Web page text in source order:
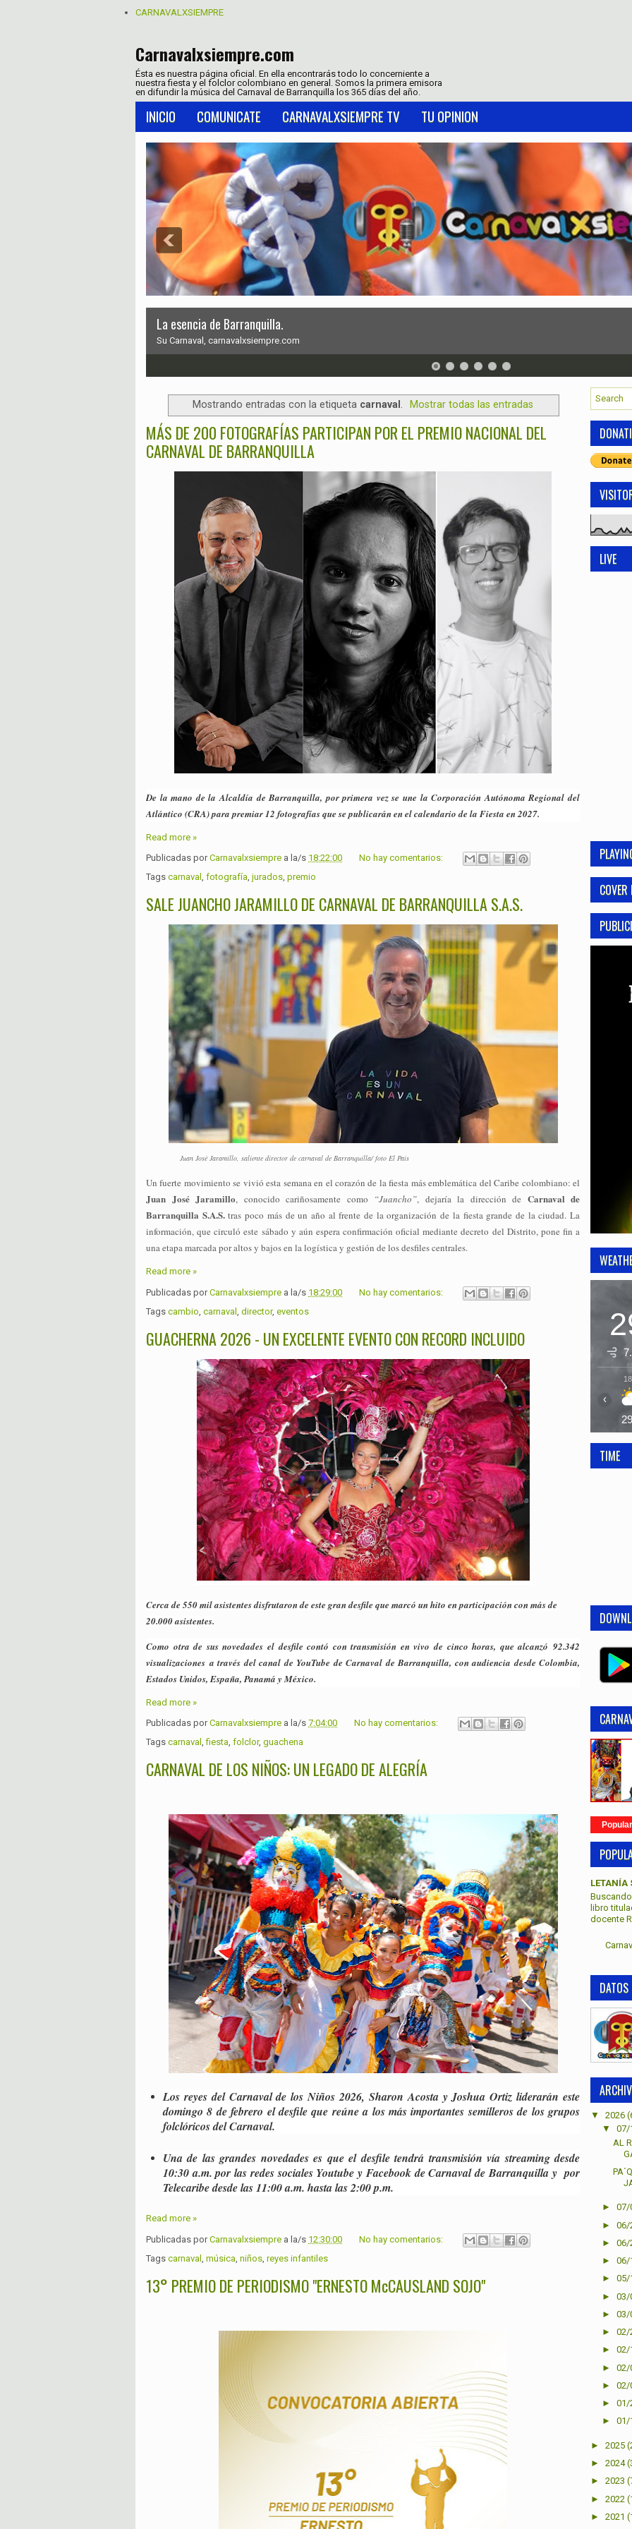
CARNAVALXSIEMPRE
Carnavalxsiempre.com
Ésta es nuestra página oficial. En ella encontrarás todo lo concerniente a
nuestra fiesta y el folclor colombiano en general. Somos la primera emisora
en difundir la música del Carnaval de Barranquilla los 365 días del año.
INICIO COMUNICATE CARNAVALXSIEMPRE TV TU OPINION
La esencia de Barranquilla.
Su Carnaval, carnavalxsiempre.com
Mostrando entradas con la etiqueta carnaval . Mostrar todas las entradas
MÁS DE 200 FOTOGRAFÍAS PARTICIPAN POR EL PREMIO NACIONAL DEL
CARNAVAL DE BARRANQUILLA
De la mano de la Alcaldía de Barranquilla, por primera vez se une la Corporación Autónoma Regional del
Atlántico (CRA) para premiar 12 fotografías que se publicarán en el calendario de la Fiesta en 2027.
Read more »
Publicadas porCarnavalxsiempre a la/s 18:22:00
No hay comentarios:
Tags carnaval , fotografía, jurados, premio
SALE JUANCHO JARAMILLO DE CARNAVAL DE BARRANQUILLA S.A.S.
Juan José Jaramillo, saliente director de carnaval de Barranquilla/ foto El País
Un fuerte movimiento se vivió esta semana en el corazón de la fiesta más emblemática del Caribe colombiano: el
Juan José Jaramillo, conocido cariñosamente como “Juancho”, dejaría la dirección de Carnaval de
Barranquilla S.A.S.tras poco más de un año al frente de la organización de la fiesta grande de la ciudad. La
información, que circuló este sábado y aún espera confirmación oficial mediante decreto del Distrito, pone fin a
una etapa marcada por altos y bajos en la logística y gestión de los desfiles centrales.
Read more »
Publicadas porCarnavalxsiempre a la/s 18:29:00
No hay comentarios:
Tags cambio carnaval director, eventos
GUACHERNA 2026 - UN EXCELENTE EVENTO CON RECORD INCLUIDO
Cerca de 550 mil asistentes disfrutaron de este gran desfile que marcó un hito en participación con más de
20.000 asistentes.
Como otra de sus novedades el desfile contó con transmisión en vivo de cinco horas, que alcanzó 92.342
visualizaciones a través del canal de YouTube de Carnaval de Barranquilla, con audiencia desde Colombia,
Estados Unidos, España, Panamá y México.
Read more »
Publicadas porCarnavalxsiempre a la/s 7:04:00
No hay comentarios:
Tags carnaval ,fiesta, folclor, guachena
CARNAVAL DE LOS NIÑOS: UN LEGADO DE ALEGRÍA
Los reyes del Carnaval de los Niños 2026, Sharon Acosta y Joshua Ortiz liderarán este
domingo 8 de febrero el desfile que reúne a los más importantes semilleros de los grupos
folclóricos del Carnaval.
Una de las grandes novedades es que el desfile tendrá transmisión vía streaming desde
10:30 a.m. por las redes sociales Youtube y Facebook de Carnaval de Barranquilla y por
Telecaribe desde las 11:00 a.m. hasta las 2:00 p.m.
Read more »
Publicadas porCarnavalxsiempre a la/s 12:30:00
No hay comentarios:
Tags carnaval música niños reyes infantiles
13° PREMIO DE PERIODISMO "ERNESTO McCAUSLAND SOJO"
LIVE
‹
TIME
Popular
LETANÍA
libro
docente
DATOS
▼ 2026
▼ 07/
AL
► 07/
► 06/
► 06/
► 06/
► 05/
► 03/
► 03/
► 02/
► 02/
► 02/
► 02/
► 01/
► 01/
► 2025
► 2024
► 2023
► 2022
► 2021